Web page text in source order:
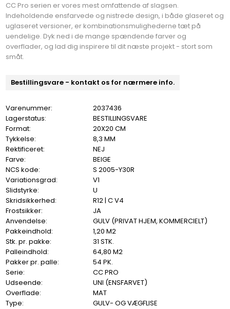
CC Pro serien er vores mest omfattende af slagsen.
Indeholdende ensfarvede og nistrede design, i både glaseret og
uglaseret versioner, er kombinationsmulighederne tæt på
uendelige. Dyk ned i de mange spændende farver og
overflader, og lad dig inspirere til dit næste projekt - stort som
småt.
Bestillingsvare - kontakt os for nærmere info.
Varenummer:
2037436
Lagerstatus:
BESTILLINGSVARE
Format:
20X20 CM
Tykkelse:
8,3 MM
Rektificeret:
NEJ
Farve:
BEIGE
NCS kode:
S 2005-Y30R
Variationsgrad:
V1
Slidstyrke:
U
Skridsikkerhed:
R12 | C V4
Frostsikker:
JA
Anvendelse:
GULV (PRIVAT HJEM, KOMMERCIELT)
Pakkeindhold:
1,20 M2
Stk. pr. pakke:
31 STK.
Palleindhold:
64,80 M2
Pakker pr. palle:
54 PK.
Serie:
CC PRO
Udseende:
UNI (ENSFARVET)
Overflade:
MAT
Type:
GULV- OG VÆGFLISE